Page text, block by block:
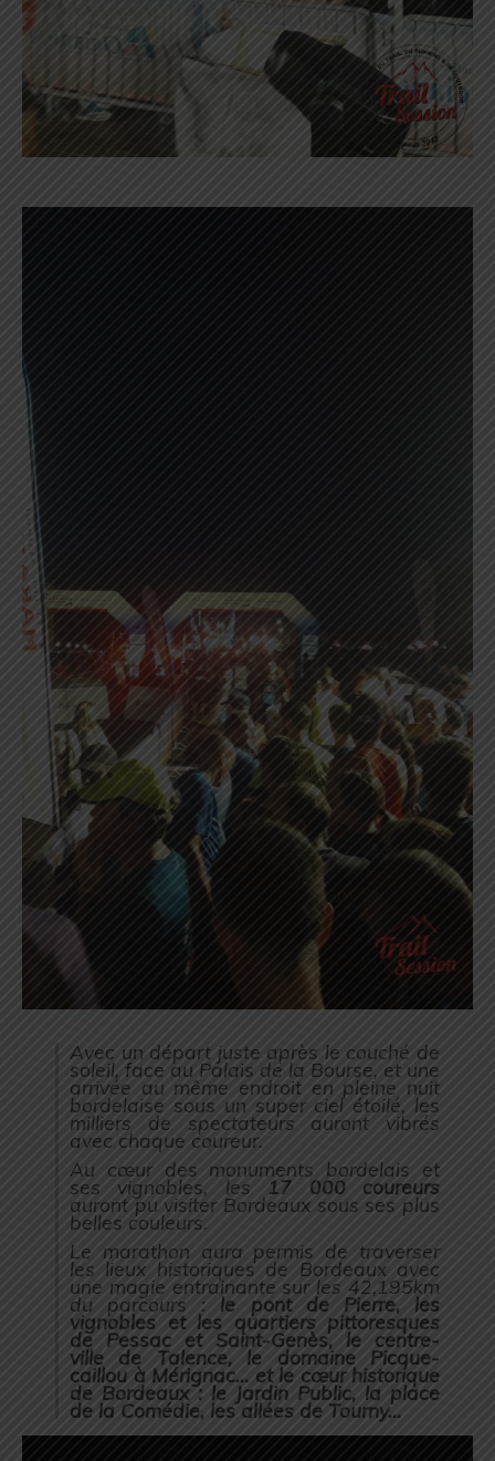
Avec un départ juste après le couché de
soleil, face au Palais de la Bourse, et une
arrivée au même endroit en pleine nuit
bordelaise sous un super ciel étoilé, les
milliers de spectateurs auront vibrés
avec chaque coureur.
Au cœur des monuments bordelais et
ses vignobles, les 17 000 coureurs
auront pu visiter Bordeaux sous ses plus
belles couleurs.
Le marathon aura permis de traverser
les lieux historiques de Bordeaux avec
une magie entrainante sur les 42,195km
du parcours : le pont de Pierre, les
vignobles et les quartiers pittoresques
de Pessac et Saint-Genès, le centre-
ville de Talence, le domaine Picque-
caillou à Mérignac… et le cœur historique
de Bordeaux : le Jardin Public, la place
de la Comédie, les allées de Tourny…